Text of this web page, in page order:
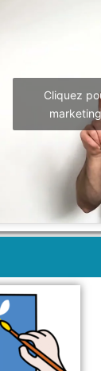
Cliquez